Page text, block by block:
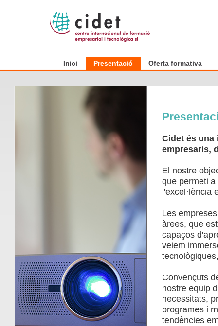
Inici Presentació Oferta formativa
Cidet és una
empresaris,
El nostre
que permeti
l'excel·lència
Les
àrees, que
capaços
veiem
Convençuts
nostre equip
necessitats,
programes i
tendències